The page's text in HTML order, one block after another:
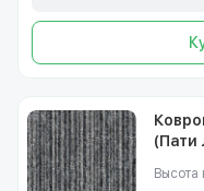
(Пати
Высота